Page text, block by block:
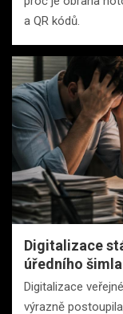
a QR kódů.
Digitalizace
úředního
Digitalizace
výrazně